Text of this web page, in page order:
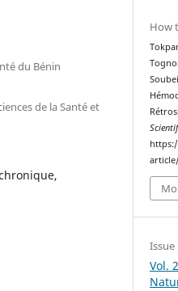
du Bénin
de la Santé et
How
Issue
Vol.